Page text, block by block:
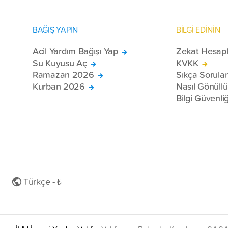
BAĞIŞ YAPIN
Acil Yardım Bağışı Yap
Su Kuyusu Aç
Ramazan 2026
Kurban 2026
BİLGİ EDİNİN
Zekat
KVKK
Sıkça
Nasıl
Bilgi
Türkçe - ₺